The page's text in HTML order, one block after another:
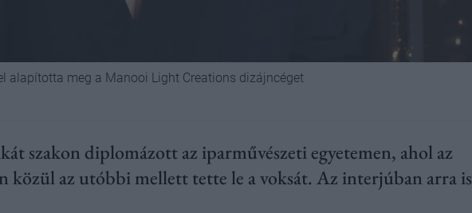
alapította meg a Manooi Light Creations dizájncéget
szakon diplomázott az iparművészeti egyetemen, ahol az
közül az utóbbi mellett tette le a voksát. Az interjúban arra is